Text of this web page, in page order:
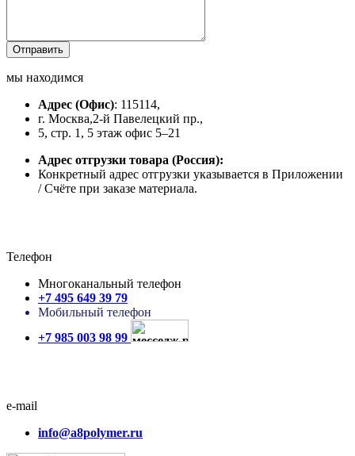
мы находимся
Адрес (Офис): 115114,
г. Москва,2-й Павелецкий пр.,
5, стр. 1, 5 этаж офис 5–21
Адрес отгрузки товара (Россия):
Конкретный адрес отгрузки указывается в Приложении
/ Счёте при заказе материала.
Телефон
Многоканальный телефон
+7 495 649 39 79
Мобильный телефон
+7 985 003 98 99
e-mail
info@a8polymer.ru